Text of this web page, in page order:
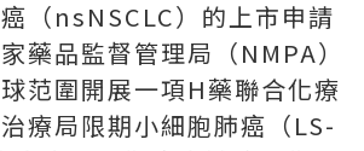
（nsNSCLC）的上市申請
藥品監督管理局（NMPA）
范圍開展一項H藥聯合化療
療局限期小細胞肺癌（LS-